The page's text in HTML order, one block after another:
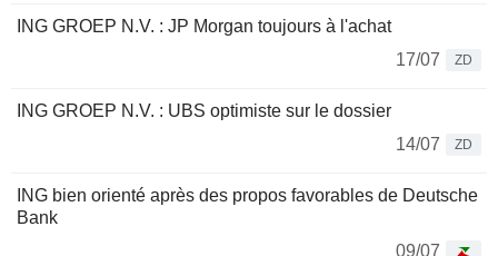
ING GROEP N.V. : JP Morgan toujours à l'achat
17/07
ZD
ING GROEP N.V. : UBS optimiste sur le dossier
14/07
ZD
ING bien orienté après des propos favorables de Deutsche
Bank
09/07